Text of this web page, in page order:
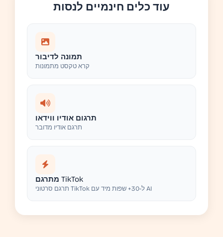
עוד כלים חינמיים לנסות
תמונה לדיבור
קרא טקסט מתמונות
תרגום אודיו ווידאו
תרגם אודיו מדובר
מתרגם TikTok
תרגם סרטוני TikTok ל-30+ שפות מיד עם AI